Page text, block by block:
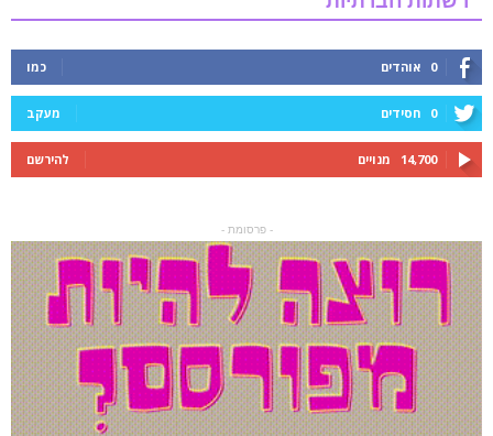
0 אוהדים כמו
0 חסידים מעקב
14,700 מנויים להירשם
- פרסומת -